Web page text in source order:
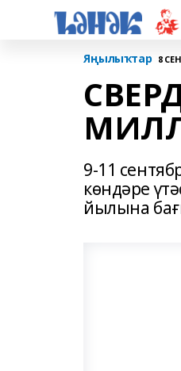
Яңылыҡтар 8
9-11
көндәре
йылына